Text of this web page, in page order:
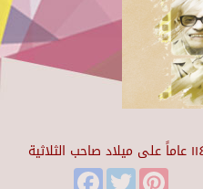
FacebookTwitter